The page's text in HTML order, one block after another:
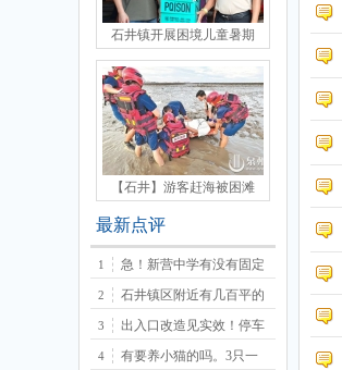
石井镇开展困境儿童暑期
【石井】游客赶海被困滩
最新点评
1 急！新营中学有没有固定
2 石井镇区附近有几百平的
3 出入口改造见实效！停车
4 有要养小猫的吗。3只一